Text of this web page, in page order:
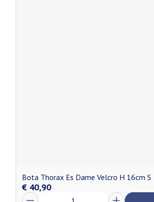
Bota Thorax Es Dame Velcro H 16cm S
€ 40,90
Aantal